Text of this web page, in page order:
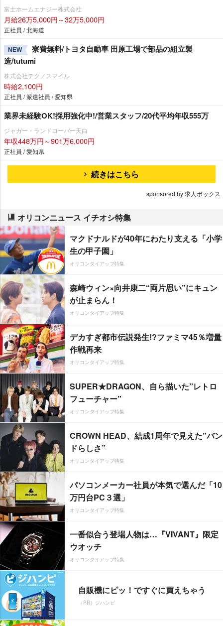
富士ホームエナジー株式会社
月給26万5,000円～32万5,000円
正社員 / 北海道
NEW
寮費無料/トヨタ自動車 田原工場で部品の組立製
造/tutumi
株式会社テクノスマイル
時給2,100円
正社員 / 派遣社員 / 愛知県
業界未経験OK!採用強化中!/営業スタッフ/20代平均年収555万
ジャガー・ランドローバー天白
年収448万円～901万6,000円
正社員 / 愛知県
続きはこちら
sponsored by 求人ボックス
オリコンニュース イチオシ特集
マクドナルドが40年にわたり支える「小学
生の甲子園」
オリコンタイアップ特集
森崎ウィン×向井康二“両片思い”にキュン
が止まらん！
オリコンタイアップ特集
デカすぎ都市伝説発生!?ファミマ45％増量
作戦再来
オリコンタイアップ特集
SUPER★DRAGON、自ら描いた”レトロ
フューチャー”
オリコンタイアップ特集
CROWN HEAD、結成1周年で見えた”バン
ドらしさ”
オリコンタイアップ特集
パソコンメーカー社員が本気で選んだ「10
万円台PC３選」
オリコンタイアップ特集
一番似合う登場人物は…『VIVANT』限定
ウオッチ
オリコンタイアップ特集
自販機にピッ！ですぐに買えちゃう
（PR）ジハンピ